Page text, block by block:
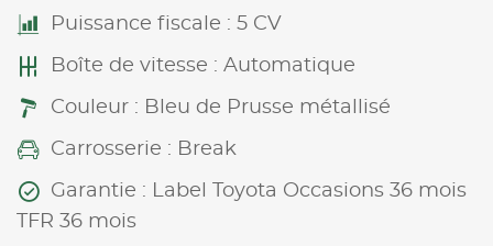
Puissance fiscale : 5 CV
Boîte de vitesse : Automatique
Couleur : Bleu de Prusse métallisé
Carrosserie : Break
Garantie : Label Toyota Occasions 36 mois
TFR 36 mois